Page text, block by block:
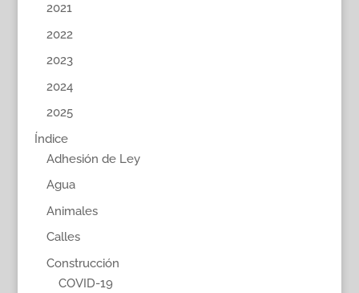
2021
2022
2023
2024
2025
Índice
Adhesión de Ley
Agua
Animales
Calles
Construcción
COVID-19